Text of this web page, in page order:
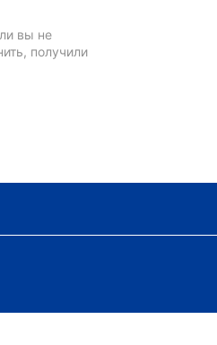
вы не
получили